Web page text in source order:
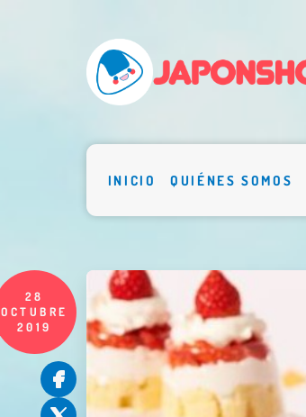
INICIO QUIÉNES SOMOS
28
OCTUBRE
2019